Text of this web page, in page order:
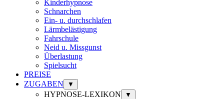
Kinderhypnose
Schnarchen
Ein- u. durchschlafen
Lärmbelästigung
Fahrschule
Neid u. Missgunst
Überlastung
Spielsucht
PREISE
ZUGABEN
▼
HYPNOSE-LEXIKON ▼